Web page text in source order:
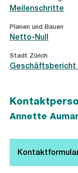
Meilenschritte
Planen und Bauen
Netto-Null
Stadt Zürich
Geschäftsbericht
Annette